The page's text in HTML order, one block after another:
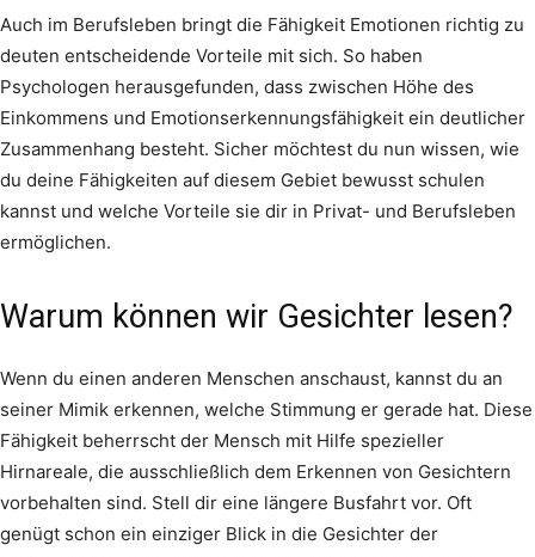
Auch im Berufsleben bringt die Fähigkeit Emotionen richtig zu
deuten entscheidende Vorteile mit sich. So haben
Psychologen herausgefunden, dass zwischen Höhe des
Einkommens und Emotionserkennungsfähigkeit ein deutlicher
Zusammenhang besteht. Sicher möchtest du nun wissen, wie
du deine Fähigkeiten auf diesem Gebiet bewusst schulen
kannst und welche Vorteile sie dir in Privat- und Berufsleben
ermöglichen.
Warum können wir Gesichter lesen?
Wenn du einen anderen Menschen anschaust, kannst du an
seiner Mimik erkennen, welche Stimmung er gerade hat. Diese
Fähigkeit beherrscht der Mensch mit Hilfe spezieller
Hirnareale, die ausschließlich dem Erkennen von Gesichtern
vorbehalten sind. Stell dir eine längere Busfahrt vor. Oft
genügt schon ein einziger Blick in die Gesichter der